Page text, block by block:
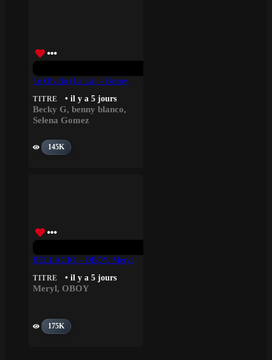
TITRE • il y a 5 jours
Becky G, benny blanco,
Selena Gomez
145K
BELLAGIO – OBOY, Meryl
TITRE • il y a 5 jours
Meryl, OBOY
175K